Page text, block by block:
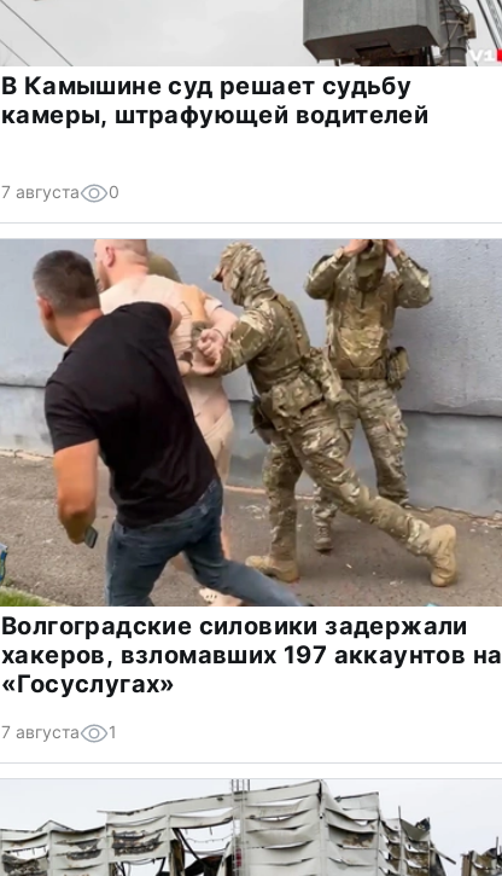
В Камышине суд решает судьбу
камеры, штрафующей водителей
7 августа 0
Волгоградские силовики задержали
хакеров, взломавших 197 аккаунтов на
«Госуслугах»
7 августа 1